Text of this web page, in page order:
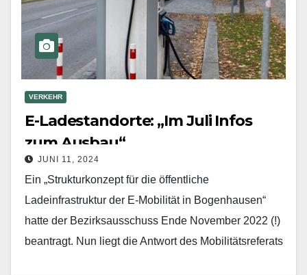
VERKEHR
E-Ladestandorte: „Im Juli Infos
zum Ausbau“
JUNI 11, 2024
Ein „Strukturkonzept für die öffentliche
Ladeinfrastruktur der E-Mobilität in Bogenhausen“
hatte der Bezirksausschuss Ende November 2022 (!)
beantragt. Nun liegt die Antwort des Mobilitätsreferats